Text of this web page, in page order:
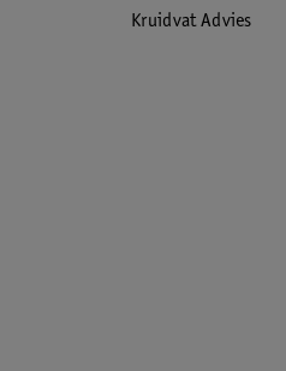
Kruidvat Advies